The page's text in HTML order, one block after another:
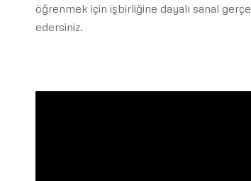
öğrenmek için işbirliğine dayalı sanal
edersiniz.